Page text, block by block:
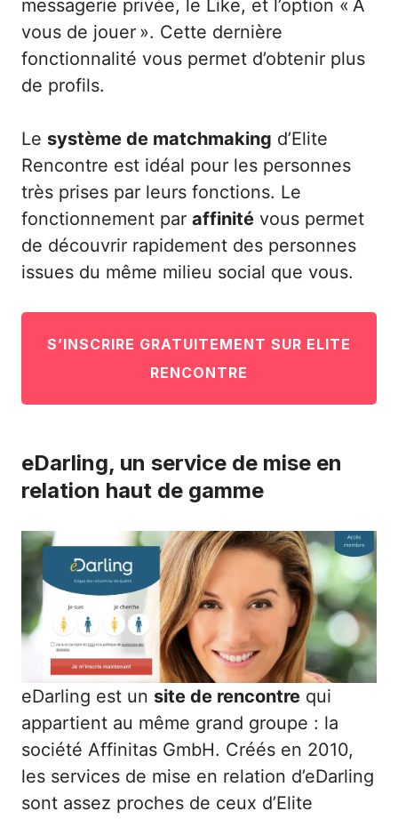
messagerie privée, le Like, et l’option « A
vous de jouer ». Cette dernière
fonctionnalité vous permet d’obtenir plus
de profils.
Le système de matchmaking d’Elite
Rencontre est idéal pour les personnes
très prises par leurs fonctions. Le
fonctionnement par affinité vous permet
de découvrir rapidement des personnes
issues du même milieu social que vous.
S’INSCRIRE GRATUITEMENT SUR ELITE
RENCONTRE
eDarling, un service de mise en
relation haut de gamme
eDarling est un site de rencontre qui
appartient au même grand groupe : la
société Affinitas GmbH. Créés en 2010,
les services de mise en relation d’eDarling
sont assez proches de ceux d’Elite